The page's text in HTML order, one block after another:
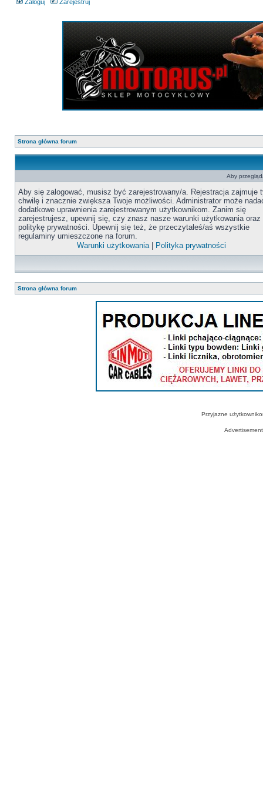
Zaloguj Zarejestruj
Strona główna forum
Aby
Aby się zalogować, musisz być zarejestrowany/a. Rejestracja zajmuje
chwilę i znacznie zwiększa Twoje możliwości. Administrator może
dodatkowe uprawnienia zarejestrowanym użytkownikom. Zanim się
zarejestrujesz, upewnij się, czy znasz nasze warunki użytkowania oraz
politykę prywatności. Upewnij się też, że przeczytałeś/aś wszystkie
regulaminy umieszczone na forum.
Warunki użytkowania| Polityka prywatności
Strona główna forum
Przyjazne